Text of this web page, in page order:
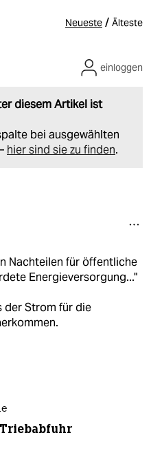
Neueste / Älteste
diesem Artikel ist
bei ausgewählten
hier sind sie zu finden.
einloggen
Nachteilen für öffentliche
Energieversorgung..."
der Strom für die